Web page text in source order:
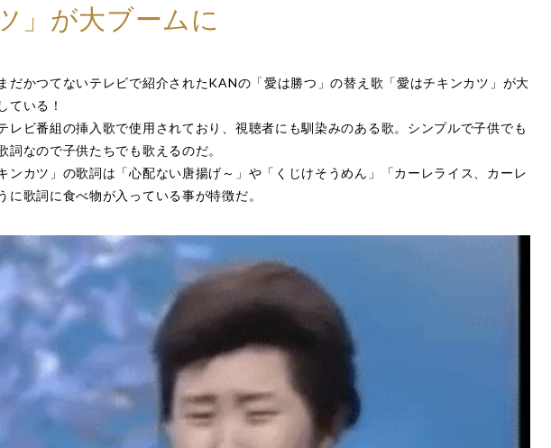
」が大ブームに
だかつてないテレビで紹介されたKANの「愛は勝つ」の替え歌「愛はチキンカツ」が大
ている！
レビ番組の挿入歌で使用されており、視聴者にも馴染みのある歌。シンプルで子供でも
詞なので子供たちでも歌えるのだ。
ンカツ」の歌詞は「心配ない唐揚げ～」や「くじけそうめん」「カーレライス、カーレ
に歌詞に食べ物が入っている事が特徴だ。